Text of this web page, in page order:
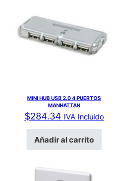
MINI HUB USB 2.0 4 PUERTOS
MANHATTAN
$284.34 IVA Incluido
Añadir al carrito